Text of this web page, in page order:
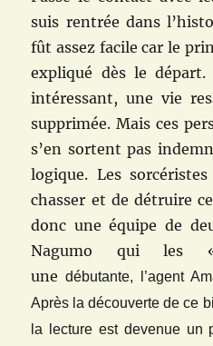
suis rentrée dans
fût assez facile car le
expliqué dès le
intéressant, une vie
supprimée. Mais ces
s’en sortent pas
logique. Les
chasser et de détruire
donc une équipe de
Nagumo qui les
unedébutante, l’agent
Après la découverte de ce
la lecture est devenue un